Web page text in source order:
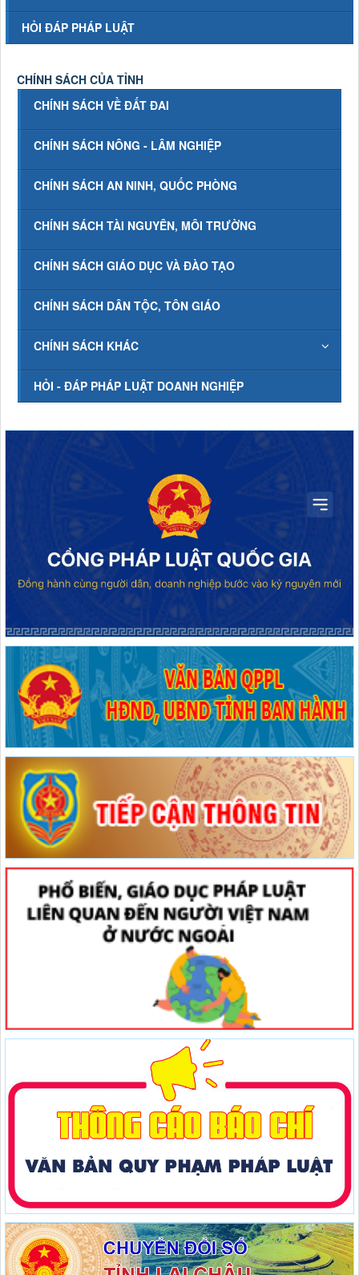
HỎI ĐÁP PHÁP LUẬT
CHÍNH SÁCH CỦA TỈNH
CHÍNH SÁCH VỀ ĐẤT ĐAI
CHÍNH SÁCH NÔNG - LÂM NGHIỆP
CHÍNH SÁCH AN NINH, QUỐC PHÒNG
CHÍNH SÁCH TÀI NGUYÊN, MÔI TRƯỜNG
CHÍNH SÁCH GIÁO DỤC VÀ ĐÀO TẠO
CHÍNH SÁCH DÂN TỘC, TÔN GIÁO
CHÍNH SÁCH KHÁC
HỎI - ĐÁP PHÁP LUẬT DOANH NGHIỆP